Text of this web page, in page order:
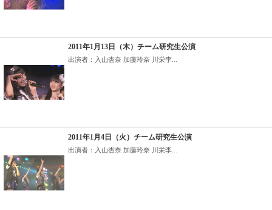
2011年1月13日（木）チーム研究生公演
出演者：入山杏奈 加藤玲奈 川栄李...
2011年1月4日（火）チーム研究生公演
出演者：入山杏奈 加藤玲奈 川栄李...